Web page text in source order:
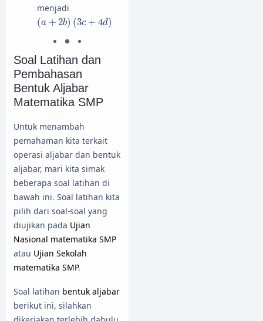
menjadi
(a + 2b) (3c + 4d)
(a+ 2b)(3c+4 d
Soal Latihan dan
Pembahasan
Bentuk Aljabar
Matematika SMP
Untuk menambah
pemahaman kita terkait
operasi aljabar dan bentuk
aljabar, mari kita simak
beberapa soal latihan di
bawah ini. Soal latihan kita
pilih dari soal-soal yang
diujikan pada Ujian
Nasional matematika SMP
atau Ujian Sekolah
matematika SMP.
Soal latihan bentuk aljabar
berikut ini, silahkan